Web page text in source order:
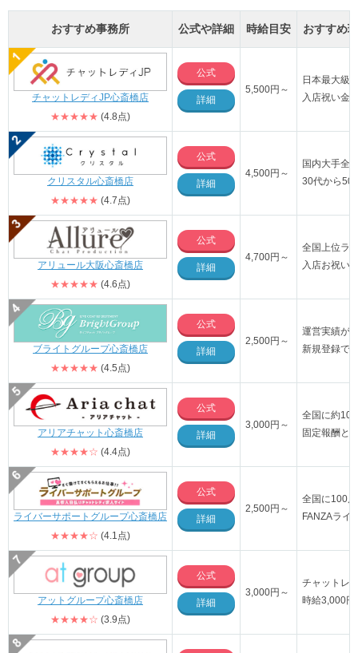
おすすめ事務所 公式や詳細 時給目安 おすすめ
チャットレディJP心斎橋店
★★★★★ (4.8点)
公式
詳細
5,500円～
日本最大級
入店祝い金
クリスタル心斎橋店
★★★★★ (4.7点)
公式
詳細
4,500円～
国内大手全
30代から50
アリュール大阪心斎橋店
★★★★★ (4.6点)
公式
詳細
4,700円～
全国上位ラ
入店お祝い
ブライトグループ心斎橋店
★★★★★ (4.5点)
公式
詳細
2,500円～
運営実績が
新規登録で
アリアチャット心斎橋店
★★★★☆ (4.4点)
公式
詳細
3,000円～
全国に約
固定報酬と
ライバーサポートグループ心斎橋店
★★★★☆ (4.1点)
公式
詳細
2,500円～
全国に100
FANZAライ
アットグループ心斎橋店
★★★★☆ (3.9点)
公式
詳細
3,000円～
チャットレ
時給3,000